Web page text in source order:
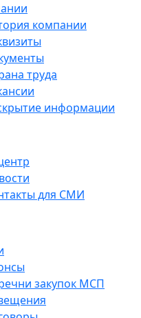
компании
труда
информации
для СМИ
закупок МСП